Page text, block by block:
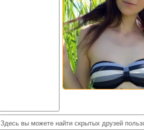
Здесь вы можете найти скрытых друзей